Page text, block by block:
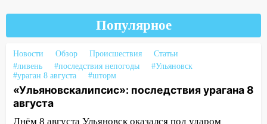
Шторм продолжает ломать город:
на улице Любови Шевцовой рухнул
светофор
14:14 Студента из Ульяновска обманули
мошенники под видом преподавателя
14:12 Куда жаловаться ульяновцам на
упавшее дерево или затопленную улицу
Популярное
Новости Обзор Происшествия
Статьи
#ливень
#последствия непогоды
#Ульяновск
#ураган 8 августа
#шторм
«Ульяновскалипсис»: последствия урагана 8
августа
Днём 8 августа Ульяновск оказался под ударом